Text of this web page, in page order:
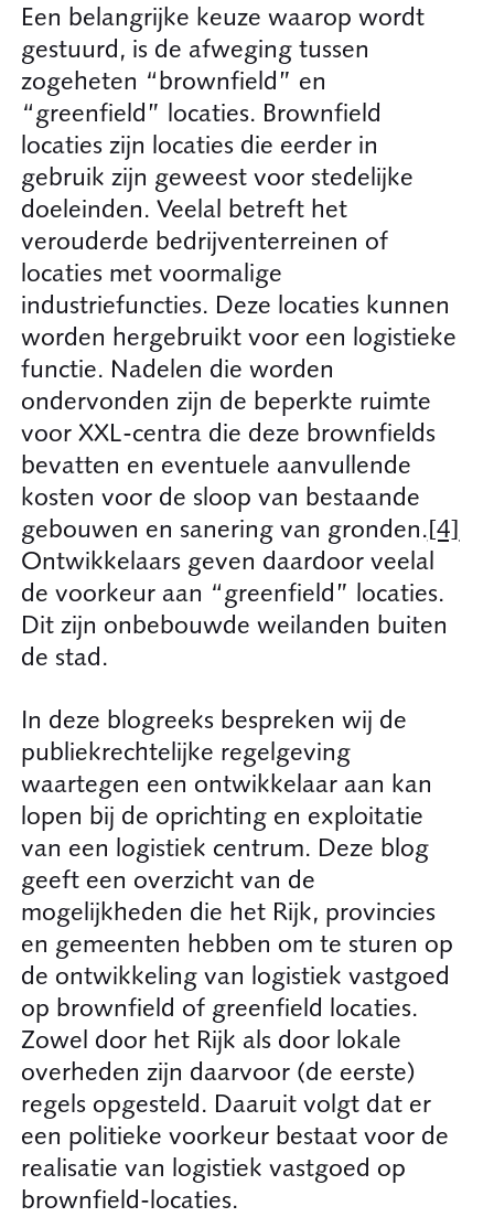
Een belangrijke keuze waarop wordt
gestuurd, is de afweging tussen
zogeheten “brownfield” en
“greenfield” locaties. Brownfield
locaties zijn locaties die eerder in
gebruik zijn geweest voor stedelijke
doeleinden. Veelal betreft het
verouderde bedrijventerreinen of
locaties met voormalige
industriefuncties. Deze locaties kunnen
worden hergebruikt voor een logistieke
functie. Nadelen die worden
ondervonden zijn de beperkte ruimte
voor XXL-centra die deze brownfields
bevatten en eventuele aanvullende
kosten voor de sloop van bestaande
gebouwen en sanering van gronden.[4]
Ontwikkelaars geven daardoor veelal
de voorkeur aan “greenfield” locaties.
Dit zijn onbebouwde weilanden buiten
de stad.
In deze blogreeks bespreken wij de
publiekrechtelijke regelgeving
waartegen een ontwikkelaar aan kan
lopen bij de oprichting en exploitatie
van een logistiek centrum. Deze blog
geeft een overzicht van de
mogelijkheden die het Rijk, provincies
en gemeenten hebben om te sturen op
de ontwikkeling van logistiek vastgoed
op brownfield of greenfield locaties.
Zowel door het Rijk als door lokale
overheden zijn daarvoor (de eerste)
regels opgesteld. Daaruit volgt dat er
een politieke voorkeur bestaat voor de
realisatie van logistiek vastgoed op
brownfield-locaties.